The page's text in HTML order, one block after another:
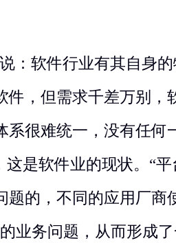
软件行业有其自身的
件，但需求千差万别，
系很难统一，没有任何
这是软件业的现状。“
题的，不同的应用厂商
业务问题，从而形成